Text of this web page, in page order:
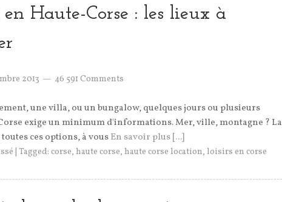
Haute-Corse : les lieux à
2013 46 591 Comments
une villa, ou un bungalow, quelques jours ou plusieurs
exige un minimum d'informations. Mer, ville, montagne ? La
ces options, à vousEn savoir plus [...]
Tagged: corse, haute corse, haute corse location, loisirs en corse